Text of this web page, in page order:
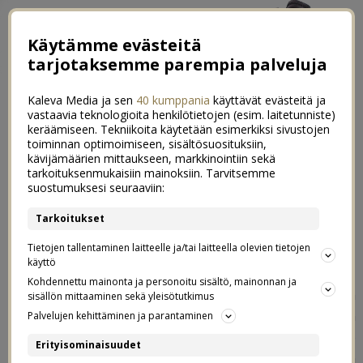
←Ihana Tukholma
Rakas mummola →
Juhannusfiiliksissä
21.06.2014
Moikat Oulusta! Me tultiin tänne eilen päivällä junalla, ja
matka sujui paremmin kuin osasin kuvitella 4h yöunien
jälkeen. Kummatkin tytöt olivat oikein nätisti koko
Käytämme evästeitä
tarjotaksemme parempia palveluja
Kaleva Media ja sen 40 kumppania käyttävät evästeitä ja
vastaavia teknologioita henkilötietojen (esim. laitetunniste)
keräämiseen. Tekniikoita käytetään esimerkiksi sivustojen
toiminnan optimoimiseen, sisältösuosituksiin,
kävijämäärien mittaukseen, markkinointiin sekä
tarkoituksenmukaisiin mainoksiin. Tarvitsemme
suostumuksesi seuraaviin:
Tarkoitukset
Tietojen tallentaminen laitteelle ja/tai laitteella olevien tietojen
käyttö
Kohdennettu mainonta ja personoitu sisältö, mainonnan ja
sisällön mittaaminen sekä yleisötutkimus
Palvelujen kehittäminen ja parantaminen
Erityisominaisuudet